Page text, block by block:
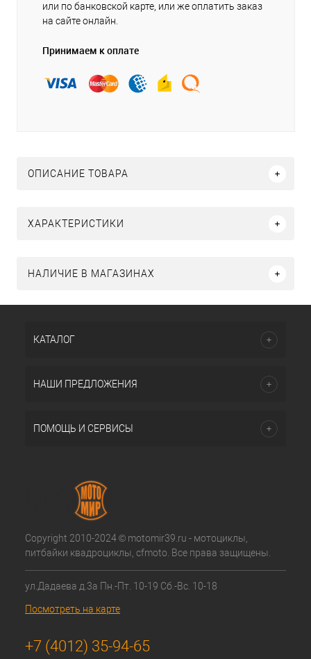
или по банковской карте, или же оплатить заказ
на сайте онлайн.
Принимаем к оплате
ОПИСАНИЕ ТОВАРА
ХАРАКТЕРИСТИКИ
НАЛИЧИЕ В МАГАЗИНАХ
КАТАЛОГ
НАШИ ПРЕДЛОЖЕНИЯ
ПОМОЩЬ И СЕРВИСЫ
Copyright 2010-2024 © motomir39.ru - мотоциклы,
питбайки квадроциклы, cfmoto. Все права защищены.
ул.Дадаева д.3а Пн.-Пт. 10-19 Сб.-Вс. 10-18
Посмотреть на карте
+7 (4012) 35-94-65